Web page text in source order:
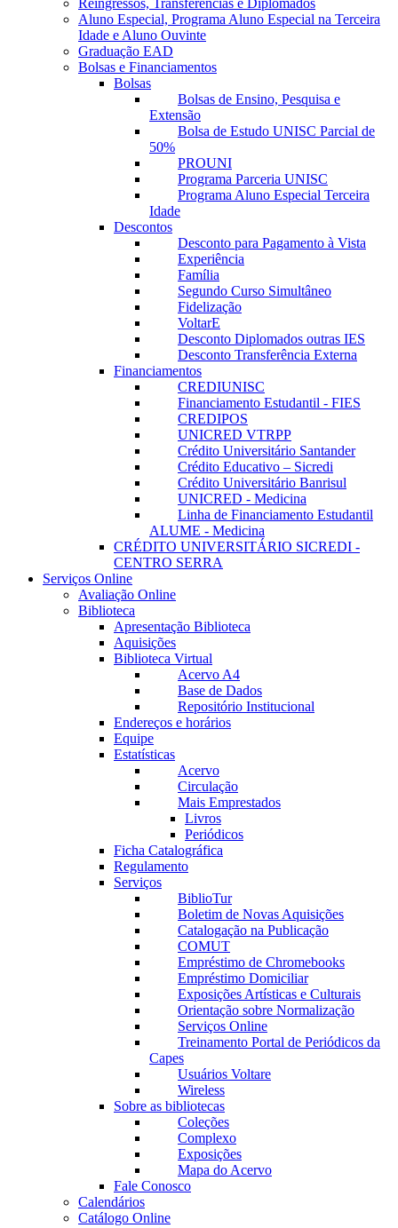
Reingressos, Transferências e Diplomados
Aluno Especial, Programa Aluno Especial na Terceira
Idade e Aluno Ouvinte
Graduação EAD
Bolsas e Financiamentos
Bolsas
Bolsas de Ensino, Pesquisa e
Extensão
Bolsa de Estudo UNISC Parcial de
50%
PROUNI
Programa Parceria UNISC
Programa Aluno Especial Terceira
Idade
Descontos
Desconto para Pagamento à Vista
Experiência
Família
Segundo Curso Simultâneo
Fidelização
VoltarE
Desconto Diplomados outras IES
Desconto Transferência Externa
Financiamentos
CREDIUNISC
Financiamento Estudantil - FIES
CREDIPOS
UNICRED VTRPP
Crédito Universitário Santander
Crédito Educativo – Sicredi
Crédito Universitário Banrisul
UNICRED - Medicina
Linha de Financiamento Estudantil
ALUME - Medicina
CRÉDITO UNIVERSITÁRIO SICREDI -
CENTRO SERRA
Serviços Online
Avaliação Online
Biblioteca
Apresentação Biblioteca
Aquisições
Biblioteca Virtual
Acervo A4
Base de Dados
Repositório Institucional
Endereços e horários
Equipe
Estatísticas
Acervo
Circulação
Mais Emprestados
Livros
Periódicos
Ficha Catalográfica
Regulamento
Serviços
BiblioTur
Boletim de Novas Aquisições
Catalogação na Publicação
COMUT
Empréstimo de Chromebooks
Empréstimo Domiciliar
Exposições Artísticas e Culturais
Orientação sobre Normalização
Serviços Online
Treinamento Portal de Periódicos da
Capes
Usuários Voltare
Wireless
Sobre as bibliotecas
Coleções
Complexo
Exposições
Mapa do Acervo
Fale Conosco
Calendários
Catálogo Online